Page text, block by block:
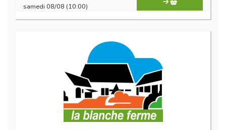
samedi 08/08 (10:00)